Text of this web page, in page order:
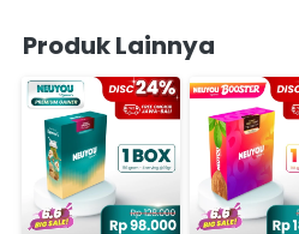
Produk Lainnya